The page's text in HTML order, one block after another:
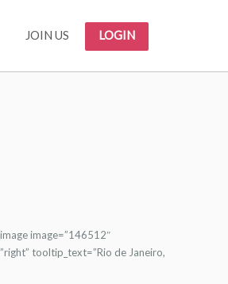
JOIN US LOGIN
image=”146512″
tooltip_text=”Rio de Janeiro,